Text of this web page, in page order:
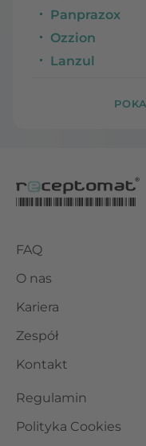
Panprazox
Ozzion
Lanzul
FAQ
O nas
Kariera
Zespół
Kontakt
Regulamin
Polityka Cookies